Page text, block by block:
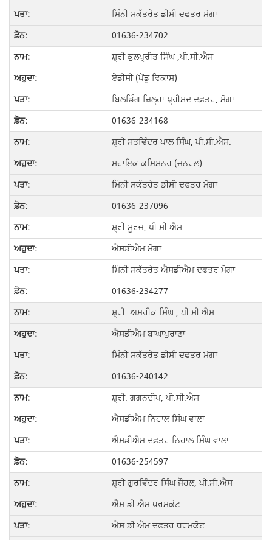
ਮਿੰਨੀ ਸਕੱਤਰੇਤ ਡੀਸੀ ਦਫਤਰ ਮੋਗਾ
01636-234702
ਸ਼੍ਰੀ ਕੁਲਪ੍ਰੀਤ ਸਿੰਘ ,ਪੀ.ਸੀ.ਐਸ
ਏਡੀਸੀ (ਪੇਂਡੂ ਵਿਕਾਸ)
ਬਿਲਡਿੰਗ ਜ਼ਿਲ੍ਹਾ ਪ੍ਰੀਸ਼ਦ ਦਫ਼ਤਰ, ਮੋਗਾ
01636-234168
ਸ਼੍ਰੀ ਸਤਵਿੰਦਰ ਪਾਲ ਸਿੰਘ, ਪੀ.ਸੀ.ਐਸ.
ਸਹਾਇਕ ਕਮਿਸ਼ਨਰ (ਜਨਰਲ)
ਮਿੰਨੀ ਸਕੱਤਰੇਤ ਡੀਸੀ ਦਫਤਰ ਮੋਗਾ
01636-237096
ਸ਼੍ਰੀ.ਸੂਰਜ, ਪੀ.ਸੀ.ਐਸ
ਐਸਡੀਐਮ ਮੋਗਾ
ਮਿੰਨੀ ਸਕੱਤਰੇਤ ਐਸਡੀਐਮ ਦਫਤਰ ਮੋਗਾ
01636-234277
ਸ਼੍ਰੀ. ਅਮਰੀਕ ਸਿੰਘ , ਪੀ.ਸੀ.ਐਸ
ਐਸਡੀਐਮ ਬਾਘਾਪੁਰਾਣਾ
ਮਿੰਨੀ ਸਕੱਤਰੇਤ ਡੀਸੀ ਦਫਤਰ ਮੋਗਾ
01636-240142
ਸ਼੍ਰੀ. ਗਗਨਦੀਪ, ਪੀ.ਸੀ.ਐਸ
ਐਸਡੀਐਮ ਨਿਹਾਲ ਸਿੰਘ ਵਾਲਾ
ਐਸਡੀਐਮ ਦਫ਼ਤਰ ਨਿਹਾਲ ਸਿੰਘ ਵਾਲਾ
01636-254597
ਸ਼੍ਰੀ ਗੁਰਵਿੰਦਰ ਸਿੰਘ ਜੌਹਲ, ਪੀ.ਸੀ.ਐਸ
ਐਸ.ਡੀ.ਐਮ ਧਰਮਕੋਟ
ਐਸ.ਡੀ.ਐਮ ਦਫ਼ਤਰ ਧਰਮਕੋਟ